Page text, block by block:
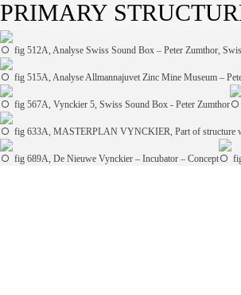
PRIMARY
fig 512A, Analyse Swiss Sound Box – Peter Zumthor,
fig 515A, Analyse Allmannajuvet Zinc Mine Museum –
fig 567A, Vynckier 5, Swiss Sound Box - Peter Zumthor
fig 633A, MASTERPLAN VYNCKIER, Part of structure
fig 689A, De Nieuwe Vynckier – Incubator – Concept